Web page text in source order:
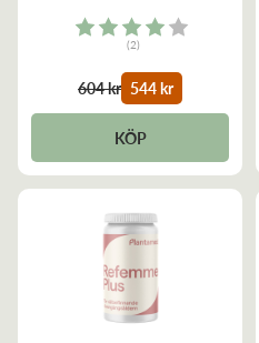
Rating:
(2)
604 kr 544 kr
KÖP